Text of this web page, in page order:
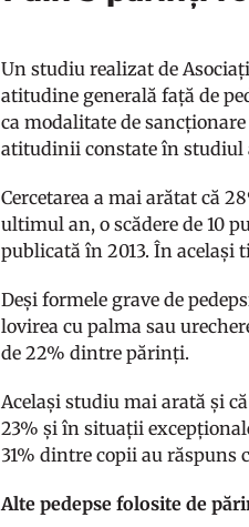
Un studiu realizat de
atitudine generală față de
ca modalitate de
atitudinii constate în studiul
Cercetarea a mai arătat că
ultimul an, o scădere de 10
publicată în 2013. În
Deși formele grave de
lovirea cu palma sau
de 22% dintre părinți.
Același studiu mai arată și
23% și în situații
31% dintre copii au răspuns
Alte pedepse folosite de